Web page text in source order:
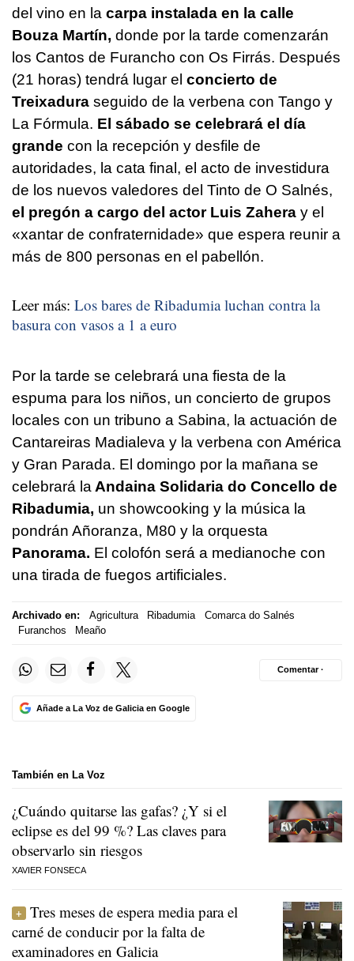
del vino en la carpa instalada en la calle
Bouza Martín, donde por la tarde comenzarán
los Cantos de Furancho con Os Firrás. Después
(21 horas) tendrá lugar el concierto de
Treixadura seguido de la verbena con Tango y
La Fórmula. El sábado se celebrará el día
grande con la recepción y desfile de
autoridades, la cata final, el acto de investidura
de los nuevos valedores del Tinto de O Salnés,
el pregón a cargo del actor Luis Zahera y el
«xantar de confraternidade» que espera reunir a
más de 800 personas en el pabellón.
Leer más: Los bares de Ribadumia luchan contra la
basura con vasos a 1 a euro
Por la tarde se celebrará una fiesta de la
espuma para los niños, un concierto de grupos
locales con un tribuno a Sabina, la actuación de
Cantareiras Madialeva y la verbena con América
y Gran Parada. El domingo por la mañana se
celebrará la Andaina Solidaria do Concello de
Ribadumia, un showcooking y la música la
pondrán Añoranza, M80 y la orquesta
Panorama. El colofón será a medianoche con
una tirada de fuegos artificiales.
Archivado en: Agricultura Ribadumia
Comarca do Salnés
Furanchos
Meaño
Añade a La Voz de Galicia en Google
Comentar ·
También en La Voz
¿Cuándo quitarse las gafas? ¿Y si el
eclipse es del 99 %? Las claves para
observarlo sin riesgos
XAVIER FONSECA
Tres meses de espera media para el
carné de conducir por la falta de
examinadores en Galicia